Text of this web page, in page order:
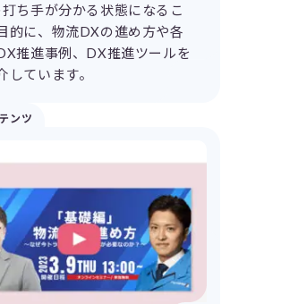
ち手が分かる状態になるこ
的に、物流DXの進め方や各
推進事例、DX推進ツールを
しています。
ンツ